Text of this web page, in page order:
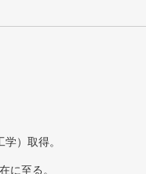
）取得。
に至る。